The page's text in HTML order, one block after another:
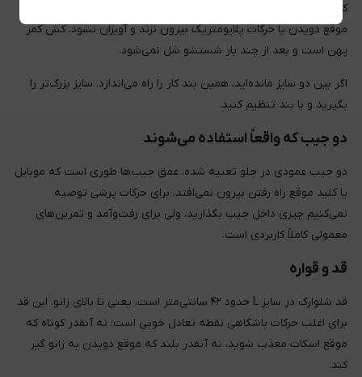
کمر کشی با بند تنظیم‌کننده داخلی طراحی شده. بند از داخل رد شده تا
موقع دویدن یا حرکات پلایومتریک بیرون نزند و آویزان نشود. کش کمر
پهن است و بعد از چند بار شستشو شل نمی‌شود.
اگر بین دو سایز مانده‌اید، همین بند کار را راه می‌اندازد. سایز بزرگ‌تر را
بگیرید و با بند تنظیم کنید.
دو جیب که واقعاً استفاده می‌شوند
دو جیب عمودی در جلو تعبیه شده. عمق جیب‌ها طوری است که موبایل
یا کلید موقع راه رفتن بیرون نمی‌افتد. برای حرکات پرشی توصیه
نمی‌کنیم چیزی داخل جیب بگذارید، ولی برای رفت‌وآمد و تمرین‌های
معمولی کاملاً کاربردی است.
قد و قواره
قد شلوارک در سایز L حدود ۴۲ سانتی‌متر است، یعنی تا بالای زانو. این قد
برای اغلب حرکات باشگاهی نقطه تعادل خوبی است: نه آنقدر کوتاه که
موقع اسکات معذب شوید، نه آنقدر بلند که موقع دویدن به زانو گیر
کند.